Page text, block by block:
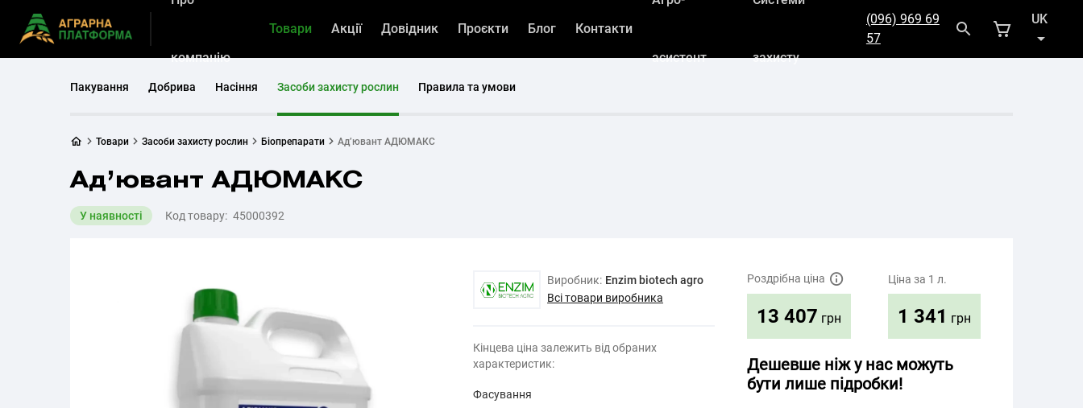
компанію
Товари Акції Довідник Проєкти Блог Контакти
асистент захисту
(096) 969 69
57
UK
RU
Пакування Добрива Насіння Засоби захисту рослин Правила та умови
Товари Засоби захисту рослин Біопрепарати Ад’ювант АДЮМАКС
Ад’ювант АДЮМАКС
У наявності Код товару: 45000392
Виробник: Enzim biotech agro
Всі товари виробника
Кінцева ціна залежить від обраних
характеристик:
Фасування
Роздрібна ціна
13 407 грн
Ціна за 1 л.
1 341 грн
Дешевше ніж у нас можуть
бути лише підробки!